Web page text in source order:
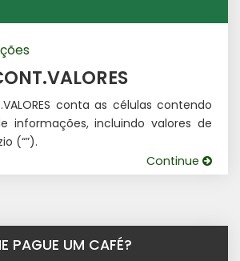
conta as células contendo
informações, incluindo valores de
(“”).
Continue
PAGUE UM CAFÉ?